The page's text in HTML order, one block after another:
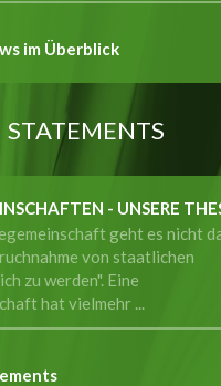
im Überblick
STATEMENTS
- UNSERE
geht es nicht
von staatlichen
zu werden". Eine
hat vielmehr ...